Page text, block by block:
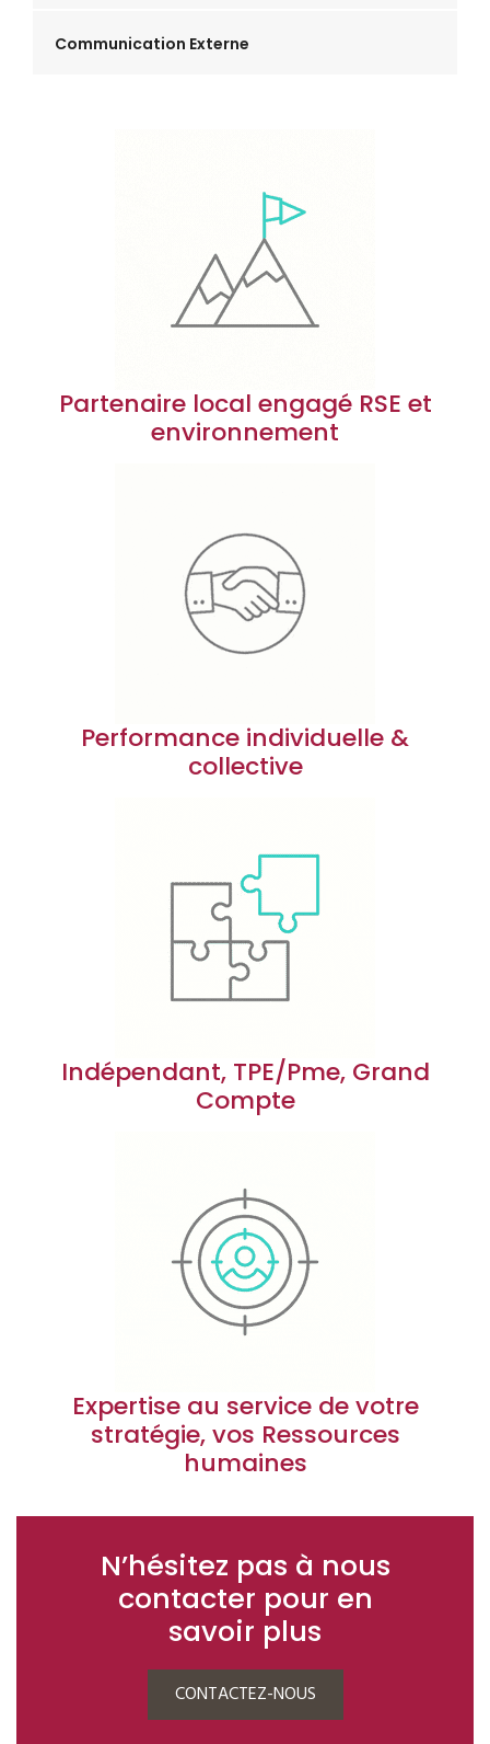
Communication Externe
Partenaire local engagé RSE et
environnement
Performance individuelle &
collective
Indépendant, TPE/Pme, Grand
Compte
Expertise au service de votre
stratégie, vos Ressources
humaines
N’hésitez pas à nous
contacter pour en
savoir plus
CONTACTEZ-NOUS